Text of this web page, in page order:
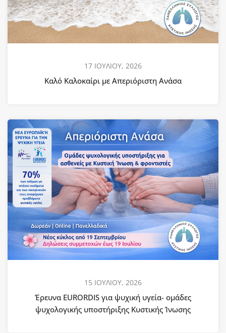
17 ΙΟΥΛΙΟΥ, 2026
Καλό Καλοκαίρι με Απεριόριστη Ανάσα
15 ΙΟΥΛΙΟΥ, 2026
Έρευνα EURORDIS για ψυχική υγεία- ομάδες
ψυχολογικής υποστήριξης Κυστικής Ίνωσης